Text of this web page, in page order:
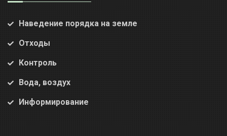
Наведение порядка на земле
Отходы
Контроль
Вода, воздух
Информирование